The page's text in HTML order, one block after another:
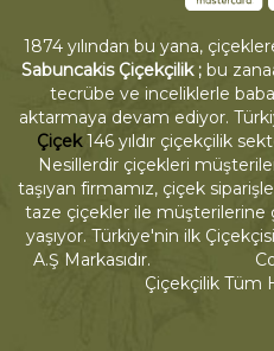
1874 yılından bu yana,
Sabuncakis Çiçekçilik ; bu
tecrübe ve inceliklerle
aktarmaya devam ediyor.
Çiçek146 yıldır çiçekçilik
Nesillerdir çiçekleri
taşıyan firmamız, çiçek
taze çiçekler ile müşterilerine
yaşıyor. Türkiye'nin ilk Çiçekçisi
A.Ş Markasıdır.
Çiçekçilik Tüm